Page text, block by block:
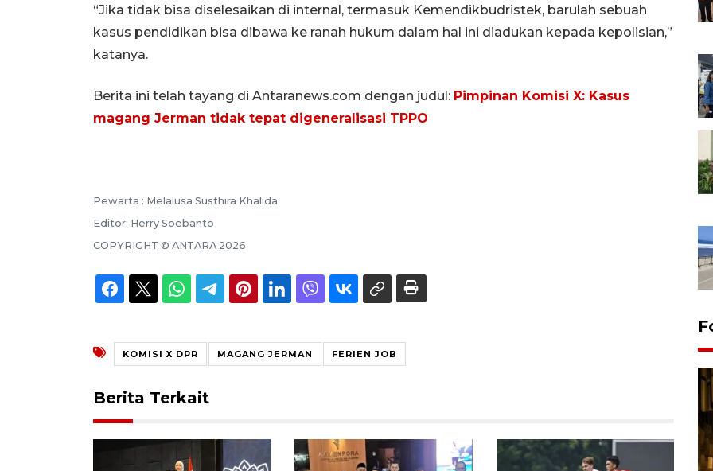
“Jika tidak bisa diselesaikan di internal, termasuk Kemendikbudristek, barulah sebuah
kasus pendidikan bisa dibawa ke ranah hukum dalam hal ini diadukan kepada kepolisian,”
katanya.
Berita ini telah tayang di Antaranews.com dengan judul: Pimpinan Komisi X: Kasus
magang Jerman tidak tepat digeneralisasi TPPO
Pewarta : Melalusa Susthira Khalida
Editor: Herry Soebanto
COPYRIGHT © ANTARA 2026
KOMISI X DPR MAGANG JERMAN FERIEN JOB
Berita Terkait